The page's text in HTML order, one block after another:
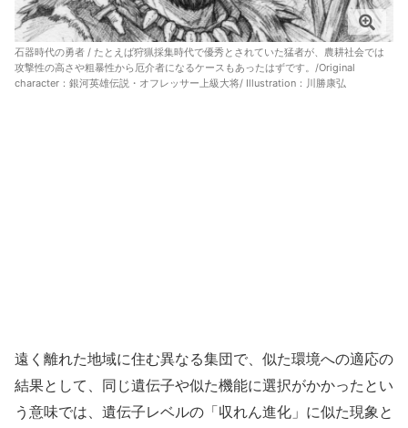
石器時代の勇者 / たとえば狩猟採集時代で優秀とされていた猛者が、農耕社会では
攻撃性の高さや粗暴性から厄介者になるケースもあったはずです。/Original
character：銀河英雄伝説・オフレッサー上級大将/ Illustration：川勝康弘
遠く離れた地域に住む異なる集団で、似た環境への適応の
結果として、同じ遺伝子や似た機能に選択がかかったとい
う意味では、遺伝子レベルの「収れん進化」に似た現象と